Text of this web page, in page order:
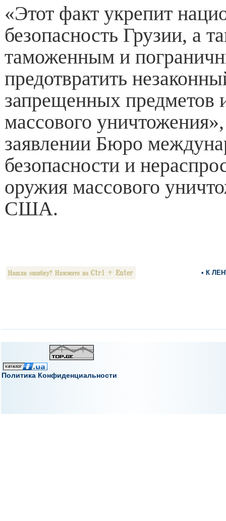
«Этот факт укрепит
безопасность Грузии, а
таможенным и
предотвратить
запрещенных предметов
массового
заявлении Бюро
безопасности и
оружия массового
США.
• К
Политика Конфиденциальности